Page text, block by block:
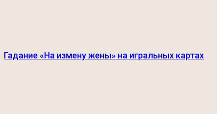
Гадание «На измену жены» на игральных картах